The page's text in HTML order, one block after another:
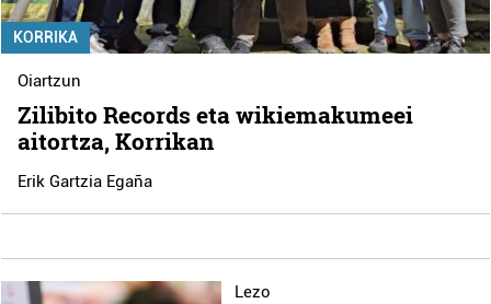
KORRIKA
Oiartzun
Zilibito Records eta wikiemakumeei
aitortza, Korrikan
Erik Gartzia Egaña
Lezo